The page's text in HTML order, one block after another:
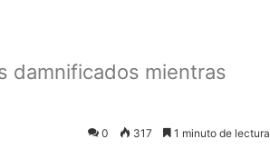
damnificados mientras
0 317 1 minuto de lectura